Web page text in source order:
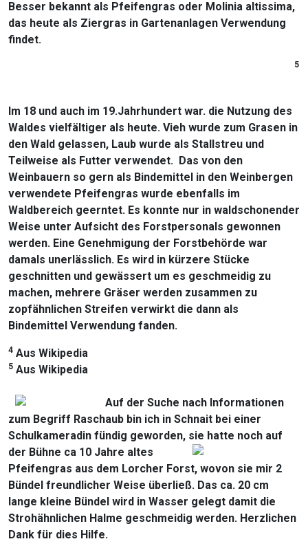
Besser bekannt als Pfeifengras oder Molinia altissima,
das heute als Ziergras in Gartenanlagen Verwendung
findet.
5
Im 18 und auch im 19.Jahrhundert war. die Nutzung des
Waldes vielfältiger als heute. Vieh wurde zum Grasen in
den Wald gelassen, Laub wurde als Stallstreu und
Teilweise als Futter verwendet. Das von den
Weinbauern so gern als Bindemittel in den Weinbergen
verwendete Pfeifengras wurde ebenfalls im
Waldbereich geerntet. Es konnte nur in waldschonender
Weise unter Aufsicht des Forstpersonals gewonnen
werden. Eine Genehmigung der Forstbehörde war
damals unerlässlich. Es wird in kürzere Stücke
geschnitten und gewässert um es geschmeidig zu
machen, mehrere Gräser werden zusammen zu
zopfähnlichen Streifen verwirkt die dann als
Bindemittel Verwendung fanden.
4 Aus Wikipedia
5 Aus Wikipedia
Auf der Suche nach Informationen
zum Begriff Raschaub bin ich in Schnait bei einer
Schulkameradin fündig geworden, sie hatte noch auf
der Bühne ca 10 Jahre altes
Pfeifengras aus dem Lorcher Forst, wovon sie mir 2
Bündel freundlicher Weise überließ. Das ca. 20 cm
lange kleine Bündel wird in Wasser gelegt damit die
Strohähnlichen Halme geschmeidig werden. Herzlichen
Dank für dies Hilfe.